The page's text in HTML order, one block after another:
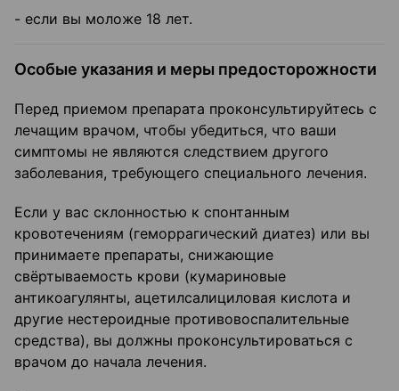
- если вы моложе 18 лет.
Особые указания и меры предосторожности
Перед приемом препарата проконсультируйтесь с
лечащим врачом, чтобы убедиться, что ваши
симптомы не являются следствием другого
заболевания, требующего специального лечения.
Если у вас склонностью к спонтанным
кровотечениям (геморрагический диатез) или вы
принимаете препараты, снижающие
свёртываемость крови (кумариновые
антикоагулянты, ацетилсалициловая кислота и
другие нестероидные противовоспалительные
средства), вы должны проконсультироваться с
врачом до начала лечения.